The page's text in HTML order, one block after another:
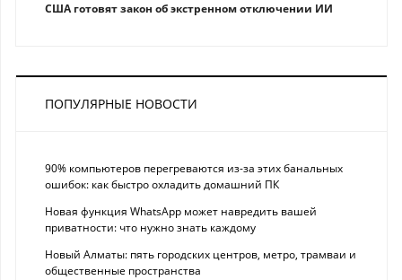
США готовят закон об экстренном отключении ИИ
ПОПУЛЯРНЫЕ НОВОСТИ
90% компьютеров перегреваются из-за этих банальных
ошибок: как быстро охладить домашний ПК
Новая функция WhatsApp может навредить вашей
приватности: что нужно знать каждому
Новый Алматы: пять городских центров, метро, трамваи и
общественные пространства